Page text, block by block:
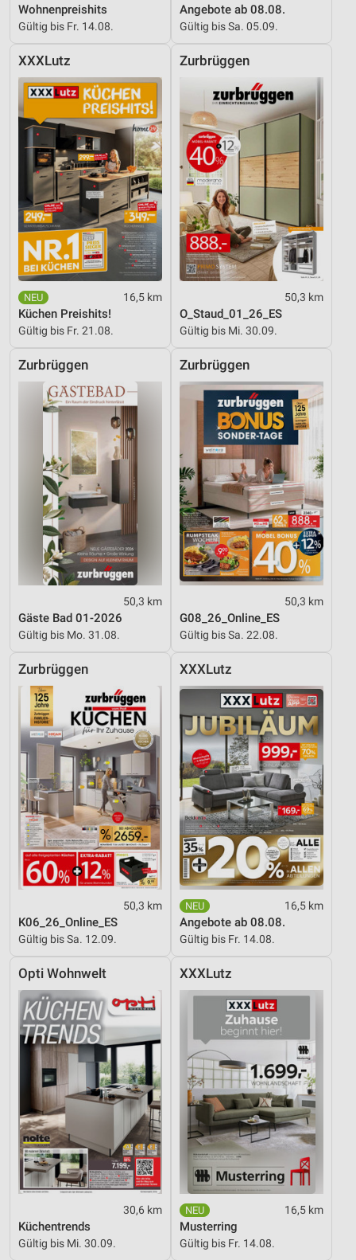
Wohnenpreishits
Gültig bis Fr. 14.08.
Angebote ab 08.08.
Gültig bis Sa. 05.09.
XXXLutz
16,5 km
Küchen Preishits!
Gültig bis Fr. 21.08.
Zurbrüggen
50,3 km
O_Staud_01_26_ES
Gültig bis Mi. 30.09.
Zurbrüggen
50,3 km
Gäste Bad 01-2026
Gültig bis Mo. 31.08.
Zurbrüggen
50,3 km
G08_26_Online_ES
Gültig bis Sa. 22.08.
Zurbrüggen
50,3 km
K06_26_Online_ES
Gültig bis Sa. 12.09.
XXXLutz
16,5 km
Angebote ab 08.08.
Gültig bis Fr. 14.08.
Opti Wohnwelt
30,6 km
Küchentrends
Gültig bis Mi. 30.09.
XXXLutz
16,5 km
Musterring
Gültig bis Fr. 14.08.